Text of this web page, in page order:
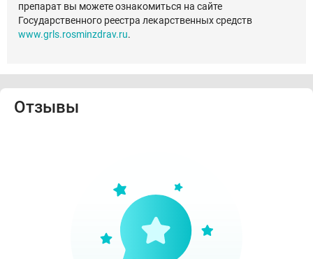
препарат вы можете ознакомиться на сайте
Государственного реестра лекарственных средств
www.grls.rosminzdrav.ru.
Отзывы